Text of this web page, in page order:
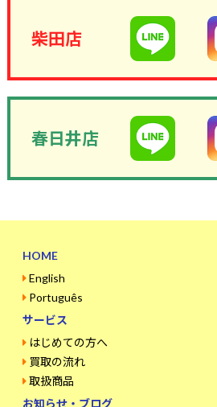
柴田店
春日井店
HOME
English
Português
サービス
はじめての方へ
買取の流れ
取扱商品
お知らせ・ブログ